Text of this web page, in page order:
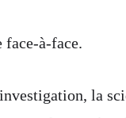
face-à-face.
la